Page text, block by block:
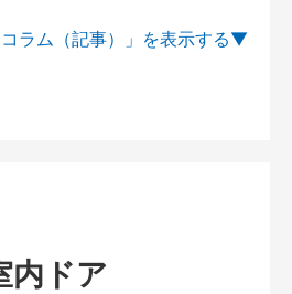
ラム（記事）」を
内ドア